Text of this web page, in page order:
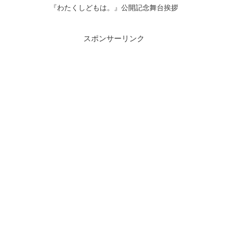
『わたくしどもは。』公開記念舞台挨拶
スポンサーリンク